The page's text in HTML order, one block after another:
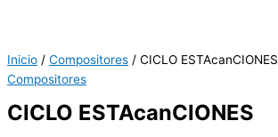
Inicio / Compositores / CICLO ESTAcanCIONES
Compositores
CICLO ESTAcanCIONES